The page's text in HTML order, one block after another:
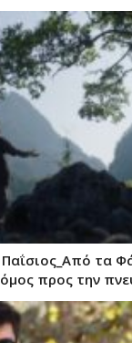
Παΐσιος_Από τα
προς την